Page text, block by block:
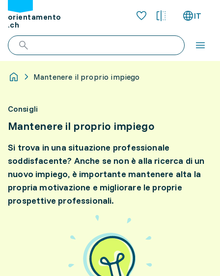
orientamento
.ch
IT
Mantenere il proprio impiego
Consigli
Mantenere il proprio impiego
Si trova in una situazione professionale
soddisfacente? Anche se non è alla ricerca di un
nuovo impiego, è importante mantenere alta la
propria motivazione e migliorare le proprie
prospettive professionali.